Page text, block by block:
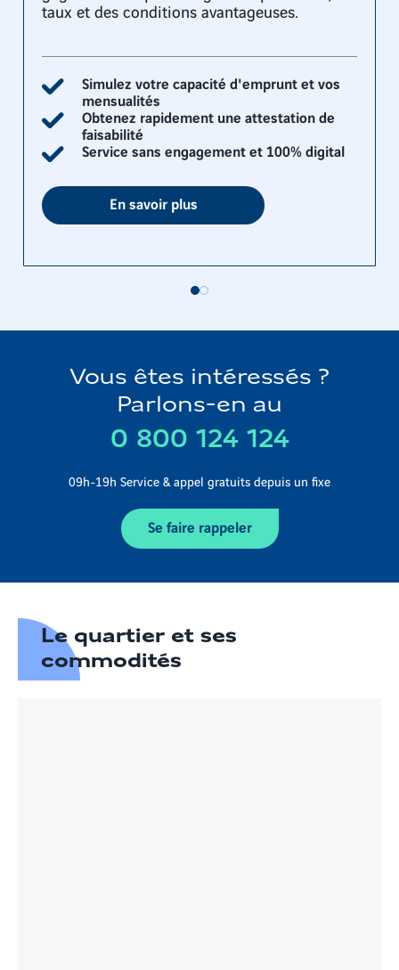
taux et des conditions avantageuses.
Simulez votre capacité d'emprunt et vos
mensualités
Obtenez rapidement une attestation de
faisabilité
Service sans engagement et 100% digital
En savoir plus
Vous êtes intéressés ?
Parlons-en au
0 800 124 124
09h-19h Service & appel gratuits depuis un fixe
Se faire rappeler
Le quartier et ses
commodités